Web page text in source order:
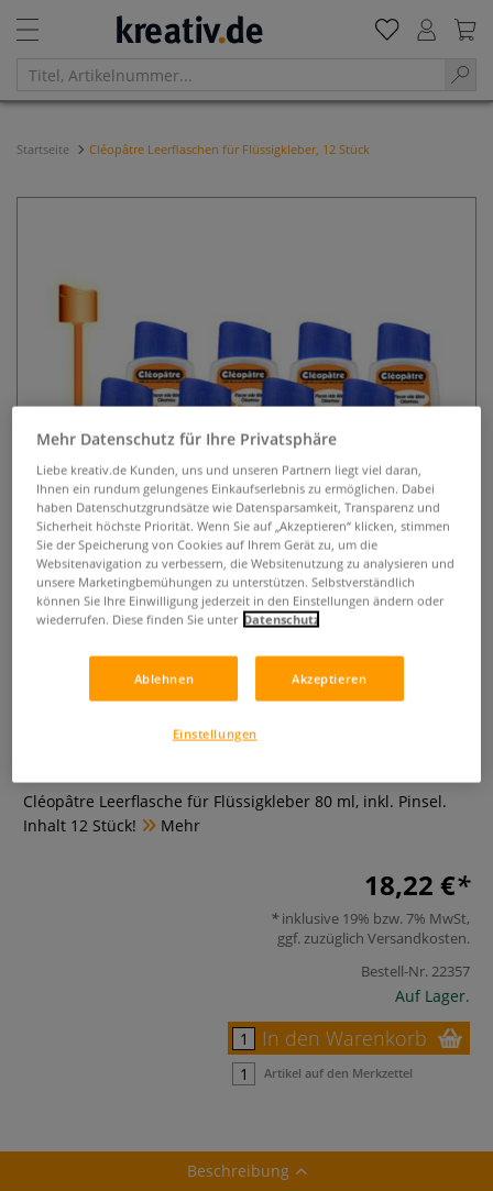
Startseite Cléopâtre Leerflaschen für Flüssigkleber, 12 Stück
Cléopâtre Leerflaschen für
Cléopâtre Leerflasche für Flüssigkleber 80 ml, inkl. Pinsel.
Inhalt 12 Stück!
Mehr
18,22 €
inklusive 19% bzw. 7% MwSt,
ggf. zuzüglich Versandkosten.
Bestell-Nr.22357
Auf Lager.
In den Warenkorb
Artikel auf den Merkzettel
Beschreibung
Mehr Datenschutz für Ihre Privatsphäre
Liebe kreativ.de Kunden, uns und unseren Partnern liegt viel daran,
Ihnen ein rundum gelungenes Einkaufserlebnis zu ermöglichen. Dabei
haben Datenschutzgrundsätze wie Datensparsamkeit, Transparenz und
Sicherheit höchste Priorität. Wenn Sie auf „Akzeptieren“ klicken, stimmen
Sie der Speicherung von Cookies auf Ihrem Gerät zu, um die
Websitenavigation zu verbessern, die Websitenutzung zu analysieren und
unsere Marketingbemühungen zu unterstützen. Selbstverständlich
können Sie Ihre Einwilligung jederzeit in den Einstellungen ändern oder
wiederrufen. Diese finden Sie unter Datenschutz
Ablehnen Akzeptieren
Einstellungen